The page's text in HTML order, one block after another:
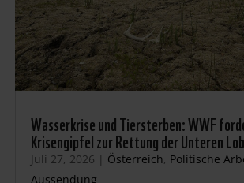
Wasserkrise und Tiersterben: WWF
Krisengipfel zur Rettung der Unteren
Juli 27, 2026 | Österreich, Politische
Aussendung